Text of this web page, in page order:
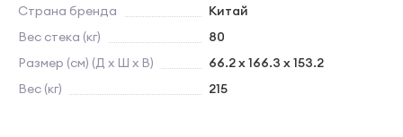
Страна бренда
Китай
Вес стека (кг)
80
Размер (см) (Д х Ш х В)
66.2 x 166.3 x 153.2
Вес (кг)
215